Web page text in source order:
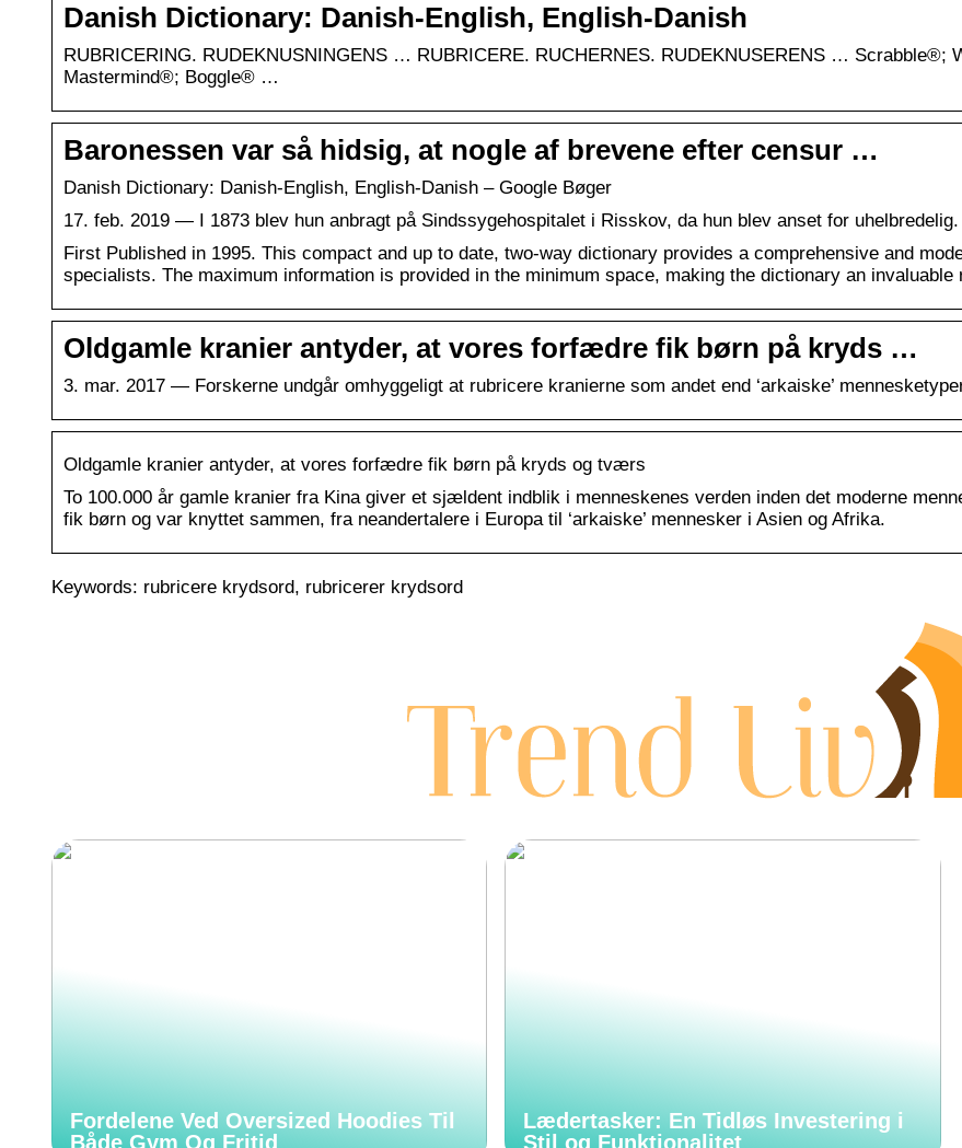
Danish Dictionary: Danish-English, English-Danish
RUBRICERING. RUDEKNUSNINGENS … RUBRICERE. RUCHERNES. RUDEKNUSERENS … Scrabble®;
Mastermind®; Boggle® …
Baronessen var så hidsig, at nogle af brevene efter censur …
Danish Dictionary: Danish-English, English-Danish – Google Bøger
17. feb. 2019 — I 1873 blev hun anbragt på Sindssygehospitalet i Risskov, da hun blev anset for
First Published in 1995. This compact and up to date, two-way dictionary provides a comprehensive and
specialists. The maximum information is provided in the minimum space, making the dictionary an invaluable
Oldgamle kranier antyder, at vores forfædre fik børn på kryds …
3. mar. 2017 — Forskerne undgår omhyggeligt at rubricere kranierne som andet end ‘arkaiske’
Oldgamle kranier antyder, at vores forfædre fik børn på kryds og tværs
To 100.000 år gamle kranier fra Kina giver et sjældent indblik i menneskenes verden inden det moderne
fik børn og var knyttet sammen, fra neandertalere i Europa til ‘arkaiske’ mennesker i Asien og Afrika.
Keywords: rubricere krydsord, rubricerer krydsord
Fordelene Ved Oversized Hoodies Til
Både Gym Og Fritid
Lædertasker: En Tidløs Investering i
Stil og Funktionalitet